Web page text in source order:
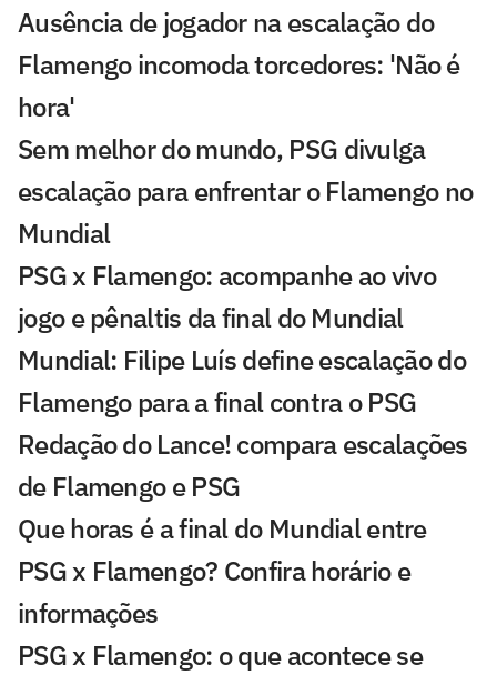
Ausência de jogador na escalação do
Flamengo incomoda torcedores: 'Não é
hora'
Sem melhor do mundo, PSG divulga
escalação para enfrentar o Flamengo no
Mundial
PSG x Flamengo: acompanhe ao vivo
jogo e pênaltis da final do Mundial
Mundial: Filipe Luís define escalação do
Flamengo para a final contra o PSG
Redação do Lance! compara escalações
de Flamengo e PSG
Que horas é a final do Mundial entre
PSG x Flamengo? Confira horário e
informações
PSG x Flamengo: o que acontece se